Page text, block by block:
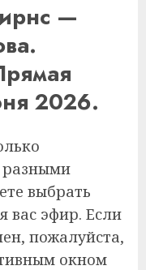
—
2026.
разными
выбрать
вас эфир. Если
пожалуйста,
окном